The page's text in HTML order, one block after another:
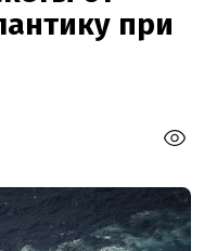
при